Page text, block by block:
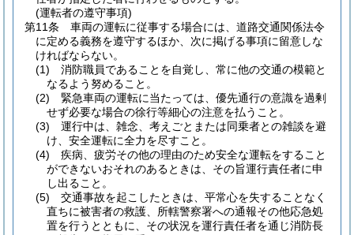
(運転者の遵守事項)
第11条
車両の運転に従事する場合には、道路交通関係法令
に定める義務を遵守するほか、次に掲げる事項に留意しな
ければならない。
(1)
消防職員であることを自覚し、常に他の交通の模範と
なるよう努めること。
(2)
緊急車両の運転に当たっては、優先通行の意識を過剰
せず必要な場合の徐行等細心の注意を払うこと。
(3)
運行中は、雑念、考えごとまたは同乗者との雑談を避
け、安全運転に全力を尽すこと。
(4)
疾病、疲労その他の理由のため安全な運転をすること
ができないおそれのあるときは、その旨運行責任者に申
し出ること。
(5)
交通事故を起こしたときは、平常心を失することなく
直ちに被害者の救護、所轄警察署への通報その他応急処
置を行うとともに、その状況を運行責任者を通じ消防長